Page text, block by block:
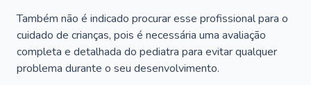
Também não é indicado procurar esse profissional para o
cuidado de crianças, pois é necessária uma avaliação
completa e detalhada do pediatra para evitar qualquer
problema durante o seu desenvolvimento.